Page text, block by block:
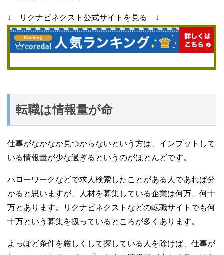
↓ リクナビネクスト公式サイトを見る ↓
転職は情報量が命
仕事がなかなか見つからないという方は、インプットして
いる情報量が少な過ぎるというのがほとんどです。
ハローワークなどで求人検索したことがある人であれば分
かると思いますが、人材を募集している企業は何万、何十
万とあります。リクナビネクストなどの転職サイトでも何
十万という募集を扱っているところが多くあります。
よっぽど条件を厳しくして探している人を除けば、仕事が